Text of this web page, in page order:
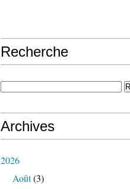
Recherche
Archives
2026
Août(3)